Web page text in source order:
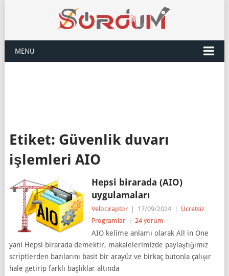
MENU
Etiket: Güvenlik duvarı
işlemleri AIO
Hepsi birarada (AIO)
uygulamaları
Velociraptor 17/09/2024
Ücretsiz
Programlar
24 yorum
AIO kelime anlamı olarak All in One
yani Hepsi birarada demektir, makalelerimizde paylaştığımız
scriptlerden bazılarını basit bir arayüz ve birkaç butonla çalışır
hale getirip farklı başlıklar altında